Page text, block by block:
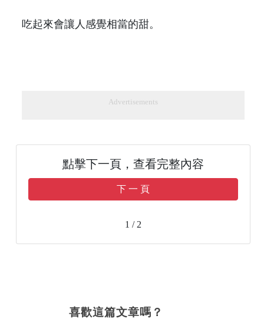
吃起來會讓人感覺相當的甜。
Advertisements
點擊下一頁，查看完整內容
下 一 頁
1 / 2
喜歡這篇文章嗎？